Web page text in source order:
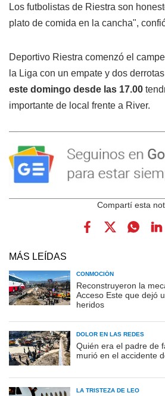
Los futbolistas de Riestra son
plato de comida en la cancha",
Deportivo Riestra comenzó el
la Liga con un empate y dos
este domingo desde las 17.00
importante de local frente a River.
MÁS LEÍDAS
CONMOCIÓN
Reconstruyeron la
Acceso Este que dejó
heridos
DOLOR EN LAS REDES
Quién era el padre de
murió en el accidente
LA TRISTEZA DE LEO